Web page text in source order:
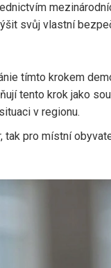
svůj vlastní
tímto krokem
tento krok jako
v regionu.
tak pro místní